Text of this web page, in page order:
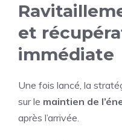
et
immédiate
Une fois lancé, la
sur le maintien de
après l’arrivée.